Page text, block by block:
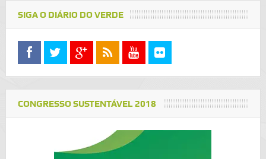
SIGA O DIÁRIO DO VERDE
CONGRESSO SUSTENTÁVEL 2018